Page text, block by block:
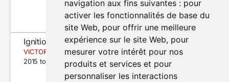
navigation aux fins suivantes : pour
activer les fonctionnalités de base du
site Web, pour offrir une meilleure
expérience sur le site Web, pour
mesurer votre intérêt pour nos
produits et services et pour
personnaliser les interactions
Ignition Rotor
VICTORY MOTORCYCLES MAGNUM 1700
2015 to 2017